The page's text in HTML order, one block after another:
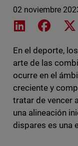
02 noviembre
Share onShare
En el deporte,
arte de las
ocurre en el
creciente y
tratar de vencer
una alineación
dispares es una